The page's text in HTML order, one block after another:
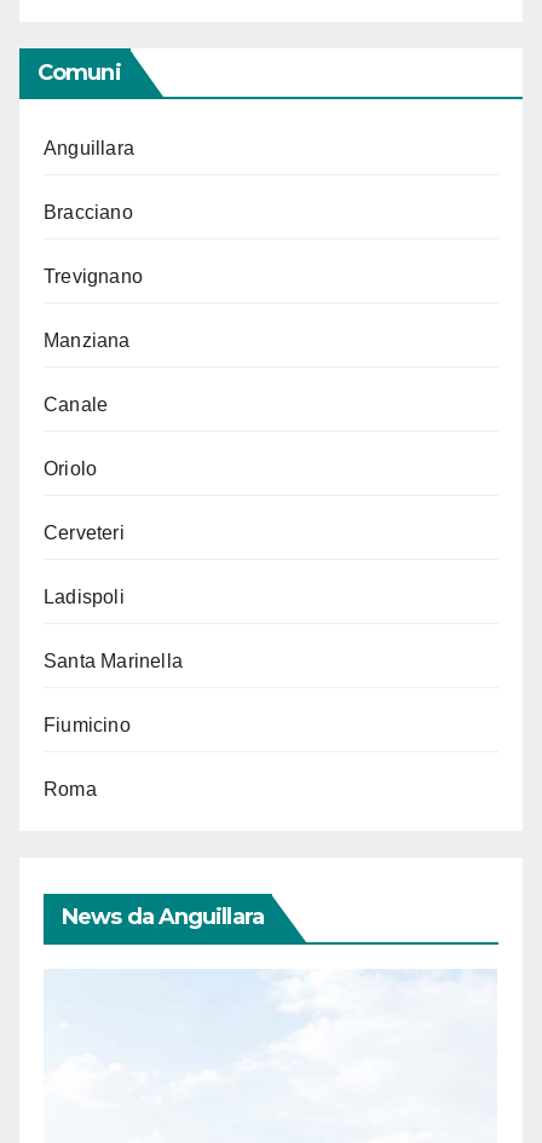
Comuni
Anguillara
Bracciano
Trevignano
Manziana
Canale
Oriolo
Cerveteri
Ladispoli
Santa Marinella
Fiumicino
Roma
News da Anguillara